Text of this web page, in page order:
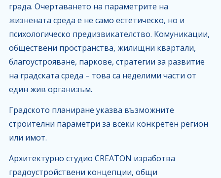
града. Очертаването на параметрите на
жизнената среда е не само естетическо, но и
психологическо предизвикателство. Комуникации,
обществени пространства, жилищни квартали,
благоустрояване, паркове, стратегии за развитие
на градската среда – това са неделими части от
един жив организъм.
Градското планиране указва възможните
строителни параметри за всеки конкретен регион
или имот.
Архитектурно студио CREATON изработва
градоустройствени концепции, общи